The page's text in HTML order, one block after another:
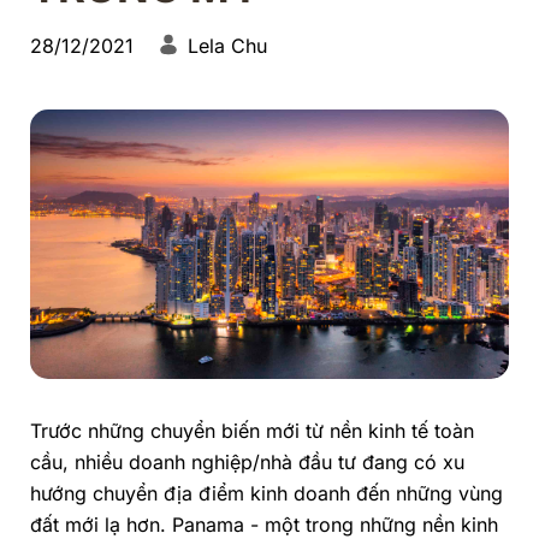
28/12/2021 Lela Chu
Trước những chuyển biến mới từ nền kinh tế toàn
cầu, nhiều doanh nghiệp/nhà đầu tư đang có xu
hướng chuyển địa điểm kinh doanh đến những vùng
đất mới lạ hơn. Panama - một trong những nền kinh